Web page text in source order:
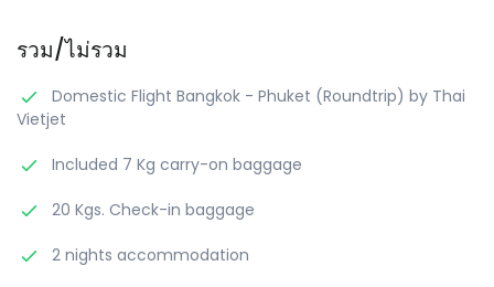
รวม/ไม่รวม
Domestic Flight Bangkok - Phuket (Roundtrip) by Thai
Vietjet
Included 7 Kg carry-on baggage
20 Kgs. Check-in baggage
2 nights accommodation